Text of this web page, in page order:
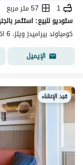
1
57 متر مربع
كومباوند بيراميدز ويلز، 6 اكتوبر، الجيزة
الإيميل
قيد الإنشاء